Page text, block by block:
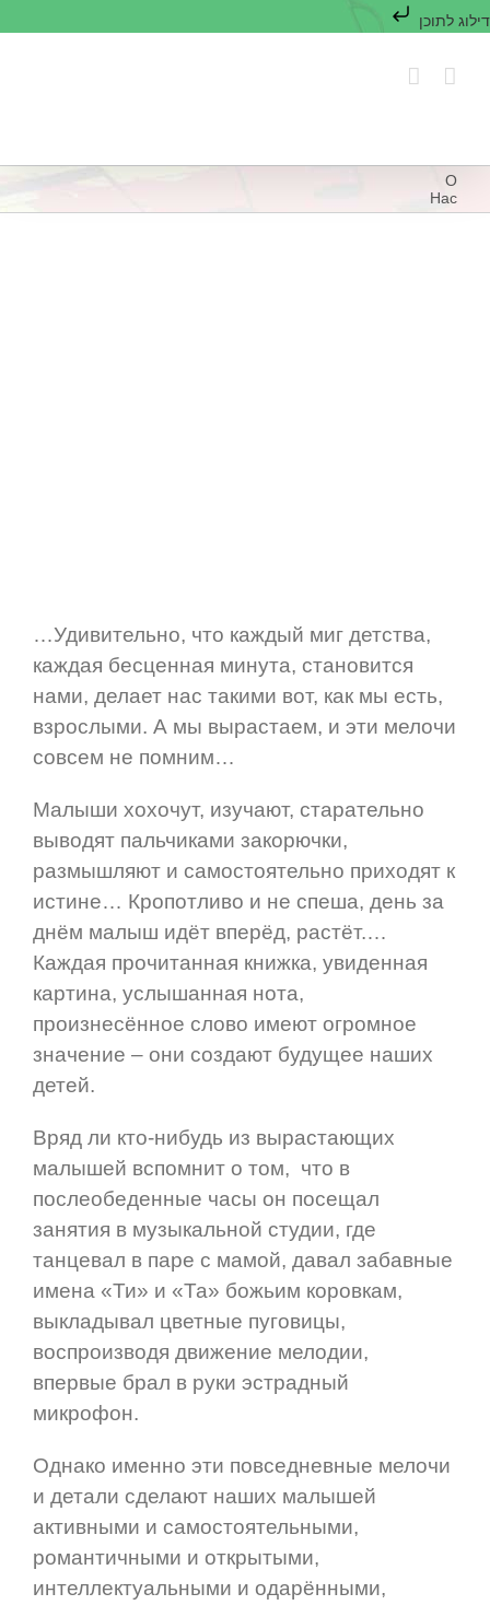
דילוג לתוכן
О
Нас
…Удивительно, что каждый миг детства,
каждая бесценная минута, становится
нами, делает нас такими вот, как мы есть,
взрослыми. А мы вырастаем, и эти мелочи
совсем не помним…
Малыши хохочут, изучают, старательно
выводят пальчиками закорючки,
размышляют и самостоятельно приходят к
истине… Кропотливо и не спеша, день за
днём малыш идёт вперёд, растёт.…
Каждая прочитанная книжка, увиденная
картина, услышанная нота,
произнесённое слово имеют огромное
значение – они создают будущее наших
детей.
Вряд ли кто-нибудь из вырастающих
малышей вспомнит о том, что в
послеобеденные часы он посещал
занятия в музыкальной студии, где
танцевал в паре с мамой, давал забавные
имена «Ти» и «Та» божьим коровкам,
выкладывал цветные пуговицы,
воспроизводя движение мелодии,
впервые брал в руки эстрадный
микрофон.
Однако именно эти повседневные мелочи
и детали сделают наших малышей
активными и самостоятельными,
романтичными и открытыми,
интеллектуальными и одарёнными,